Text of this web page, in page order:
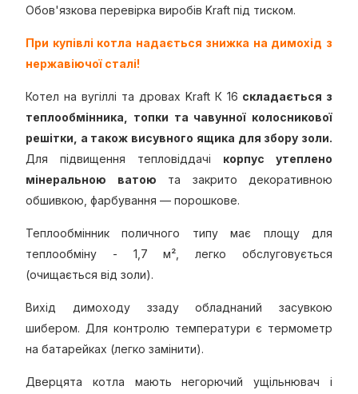
Обов'язкова перевірка виробів Kraft під тиском.
При купівлі котла надається знижка на димохід з
нержавіючої сталі!
Котел на вугіллі та дровах Kraft К 16 складається з
теплообмінника, топки та чавунної колосникової
решітки, а також висувного ящика для збору золи.
Для підвищення тепловіддачі корпус утеплено
мінеральною ватою та закрито декоративною
обшивкою, фарбування — порошкове.
Теплообмінник поличного типу має площу для
теплообміну - 1,7 м², легко обслуговується
(очищається від золи).
Вихід димоходу ззаду обладнаний засувкою
шибером. Для контролю температури є термометр
на батарейках (легко замінити).
Дверцята котла мають негорючий ущільнювач і